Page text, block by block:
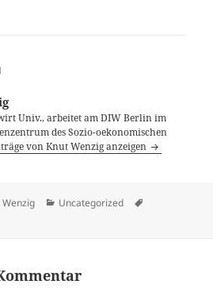
Univ., arbeitet am DIW Berlin im
des Sozio-oekonomischen
von Knut Wenzig anzeigen
Wenzig Kategorien
Uncategorized